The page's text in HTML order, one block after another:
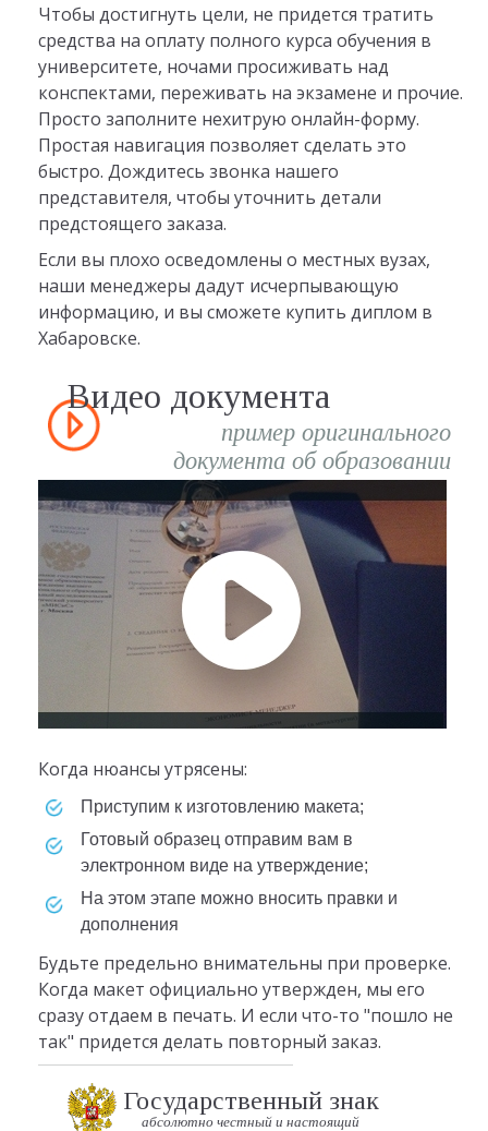
Чтобы достигнуть цели, не придется тратить
средства на оплату полного курса обучения в
университете, ночами просиживать над
конспектами, переживать на экзамене и прочие.
Просто заполните нехитрую онлайн-форму.
Простая навигация позволяет сделать это
быстро. Дождитесь звонка нашего
представителя, чтобы уточнить детали
предстоящего заказа.
Если вы плохо осведомлены о местных вузах,
наши менеджеры дадут исчерпывающую
информацию, и вы сможете купить диплом в
Хабаровске.
Видео документа
пример оригинального
документа об образовании
Когда нюансы утрясены:
приступим к изготовлению макета;
готовый образец отправим вам в
электронном виде на утверждение;
на этом этапе можно вносить правки и
дополнения
Будьте предельно внимательны при проверке.
Когда макет официально утвержден, мы его
сразу отдаем в печать. И если что-то "пошло не
так" придется делать повторный заказ.
Государственный знак
абсолютно честный и настоящий